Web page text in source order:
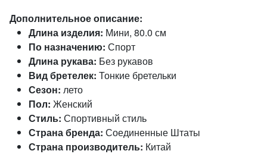
Дополнительное описание:
Длина изделия: Мини, 80.0 см
По назначению: Спорт
Длина рукава: Без рукавов
Вид бретелек: Тонкие бретельки
Сезон: лето
Пол: Женский
Стиль: Спортивный стиль
Страна бренда: Соединенные Штаты
Страна производитель: Китай